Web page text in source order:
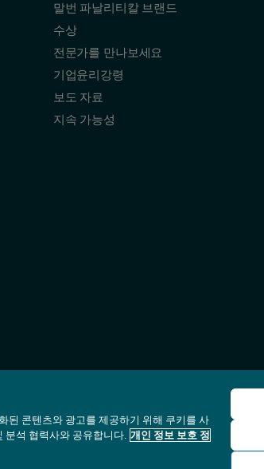
말번 파날리티칼 브랜드
수상
전문가를 만나보세요
기업윤리강령
보도 자료
지속 가능성
된 콘텐츠와 광고를 제공하기 위해 쿠키를 사
분석 협력사와 공유합니다. 개인 정보 보호 정